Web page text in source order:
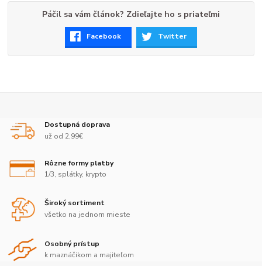
Páčil sa vám článok? Zdieľajte ho s priateľmi
Facebook Twitter
Dostupná doprava
už od 2,99€
Rôzne formy platby
1/3, splátky, krypto
Široký sortiment
všetko na jednom mieste
Osobný prístup
k maznáčikom a majiteľom